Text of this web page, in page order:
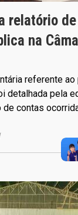
relatório
na
referente ao
detalhada pela
contas